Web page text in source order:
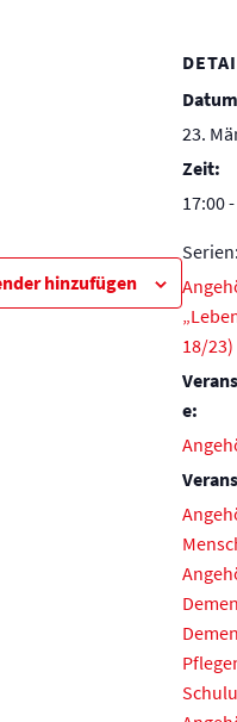
hinzufügen
23.
Zeit:
17:00
Serien:
18/
e: